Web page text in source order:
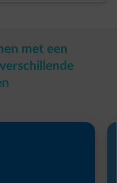
met een